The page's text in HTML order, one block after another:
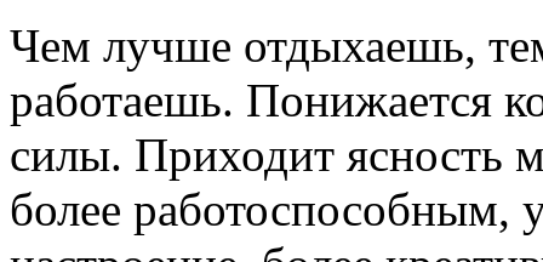
Чем лучше отдыхаешь,
работаешь. Понижается
силы. Приходит ясность
более работоспособным,